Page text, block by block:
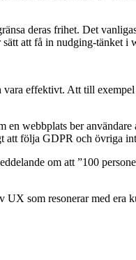
deras frihet. Det
att få in nudging-tänket i
effektivt. Att till
en webbplats ber användare
att följa GDPR och övriga
om att ”100
som resonerar med era